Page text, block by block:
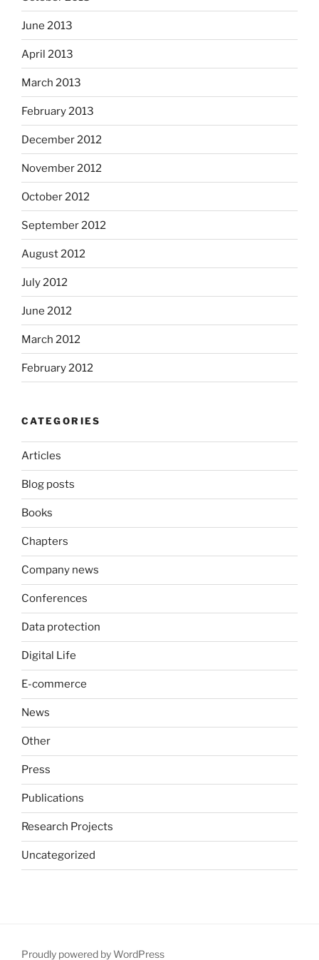
June 2013
April 2013
March 2013
February 2013
December 2012
November 2012
October 2012
September 2012
August 2012
July 2012
June 2012
March 2012
February 2012
CATEGORIES
Articles
Blog posts
Books
Chapters
Company news
Conferences
Data protection
Digital Life
E-commerce
News
Other
Press
Publications
Research Projects
Uncategorized
Proudly powered by WordPress